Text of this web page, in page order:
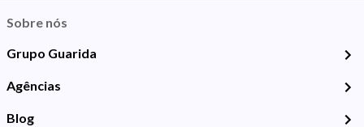
Sobre nós
Grupo Guarida
Agências
Blog